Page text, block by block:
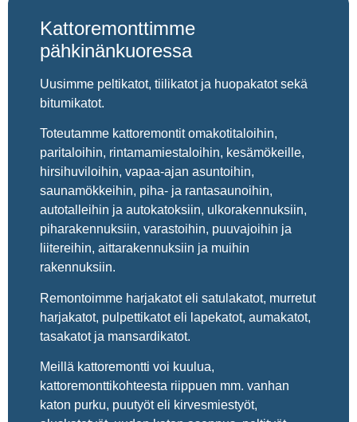
Kattoremonttimme
pähkinänkuoressa
Uusimme peltikatot, tiilikatot ja huopakatot sekä
bitumikatot.
Toteutamme kattoremontit omakotitaloihin,
paritaloihin, rintamamiestaloihin, kesämökeille,
hirsihuviloihin, vapaa-ajan asuntoihin,
saunamökkeihin, piha- ja rantasaunoihin,
autotalleihin ja autokatoksiin, ulkorakennuksiin,
piharakennuksiin, varastoihin, puuvajoihin ja
liitereihin, aittarakennuksiin ja muihin
rakennuksiin.
Remontoimme harjakatot eli satulakatot, murretut
harjakatot, pulpettikatot eli lapekatot, aumakatot,
tasakatot ja mansardikatot.
Meillä kattoremontti voi kuulua,
kattoremonttikohteesta riippuen mm. vanhan
katon purku, puutyöt eli kirvesmiestyöt,